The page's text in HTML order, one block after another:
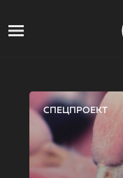
СПЕЦПРОЕКТ